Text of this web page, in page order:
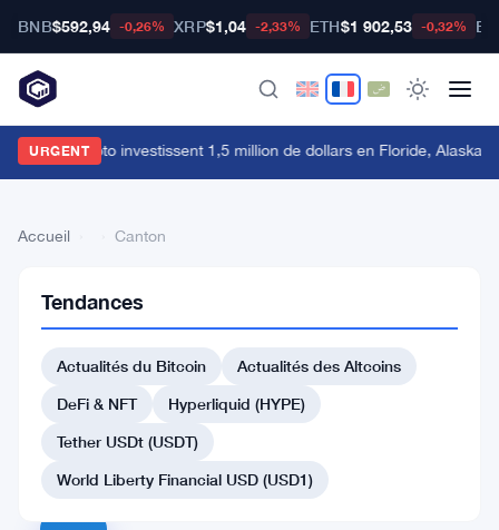
BNB$592,94 -0,26% XRP$1,04 -2,33% ETH$1 902,53 -0,32%
URGENT
PACs crypto investissent 1,5 million de dollars en Floride, Alaska
Accueil Canton
#21 Toncoin
#20 Ethena USDe
#23 Litecoin
Tendances
Actualités du Bitcoin
Actualités des Altcoins
DeFi & NFT
Hyperliquid (HYPE)
Tether USDt (USDT)
World Liberty Financial USD (USD1)